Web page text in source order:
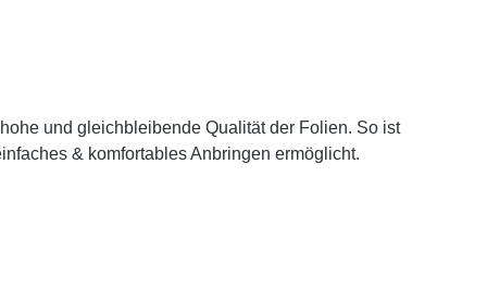
und gleichbleibende Qualität der Folien. So ist
& komfortables Anbringen ermöglicht.